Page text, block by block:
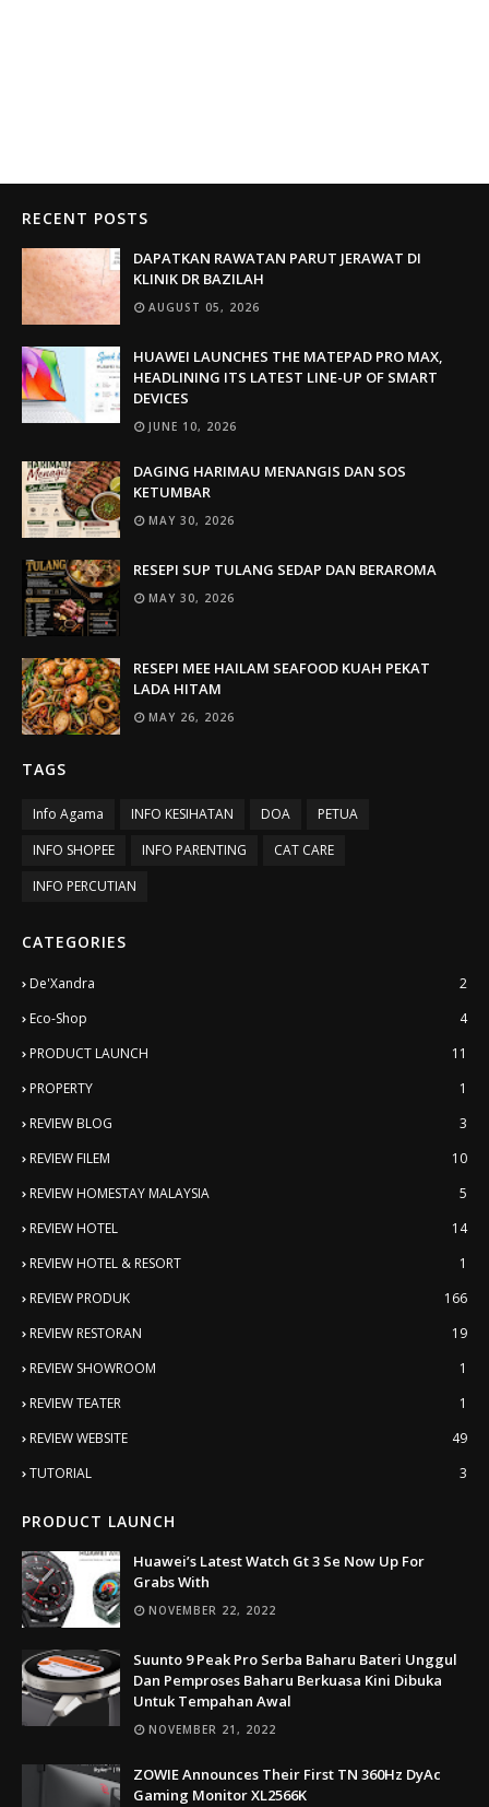
RECENT POSTS
DAPATKAN RAWATAN PARUT JERAWAT DI
KLINIK DR BAZILAH
AUGUST 05, 2026
HUAWEI LAUNCHES THE MATEPAD PRO MAX,
HEADLINING ITS LATEST LINE-UP OF SMART
DEVICES
JUNE 10, 2026
DAGING HARIMAU MENANGIS DAN SOS
KETUMBAR
MAY 30, 2026
RESEPI SUP TULANG SEDAP DAN BERAROMA
MAY 30, 2026
RESEPI MEE HAILAM SEAFOOD KUAH PEKAT
LADA HITAM
MAY 26, 2026
TAGS
Info Agama INFO KESIHATAN DOA
PETUA
INFO SHOPEE
INFO PARENTING
CAT CARE
INFO PERCUTIAN
CATEGORIES
De'Xandra
2
Eco-Shop
4
PRODUCT LAUNCH
11
PROPERTY
1
REVIEW BLOG
3
REVIEW FILEM
10
REVIEW HOMESTAY MALAYSIA
5
REVIEW HOTEL
14
REVIEW HOTEL & RESORT
1
REVIEW PRODUK
166
REVIEW RESTORAN
19
REVIEW SHOWROOM
1
REVIEW TEATER
1
REVIEW WEBSITE
49
TUTORIAL
3
PRODUCT LAUNCH
Huawei’s Latest Watch Gt 3 Se Now Up For
Grabs With
NOVEMBER 22, 2022
Suunto 9 Peak Pro Serba Baharu Bateri Unggul
Dan Pemproses Baharu Berkuasa Kini Dibuka
Untuk Tempahan Awal
NOVEMBER 21, 2022
ZOWIE Announces Their First TN 360Hz DyAc
Gaming Monitor XL2566K